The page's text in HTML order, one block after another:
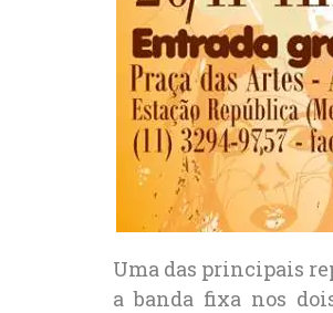
Uma das principais
a banda fixa nos